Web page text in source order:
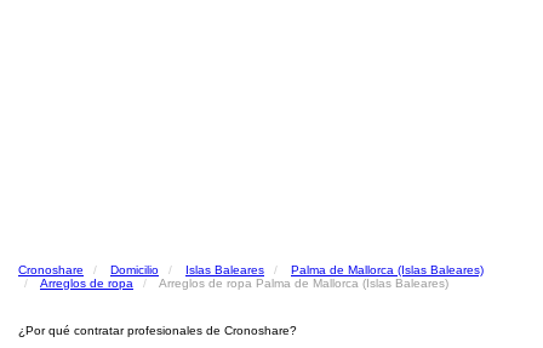
Cronoshare Domicilio Islas Baleares
Palma de Mallorca (Islas Baleares)
Arreglos de ropa
Arreglos de ropa Palma de Mallorca (Islas Baleares)
¿Por qué contratar profesionales de Cronoshare?